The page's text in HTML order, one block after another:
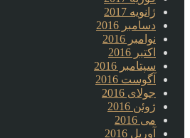
ژانویه 2017
دسامبر 2016
نوامبر 2016
اکتبر 2016
سپتامبر 2016
آگوست 2016
جولای 2016
ژوئن 2016
می 2016
آوریل 2016